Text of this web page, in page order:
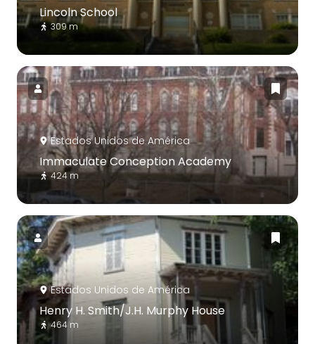
Lincoln School
309 m
Estados Unidos de América
Immaculate Conception Academy
424 m
Estados Unidos de América
Henry H. Smith/J.H. Murphy House
464 m